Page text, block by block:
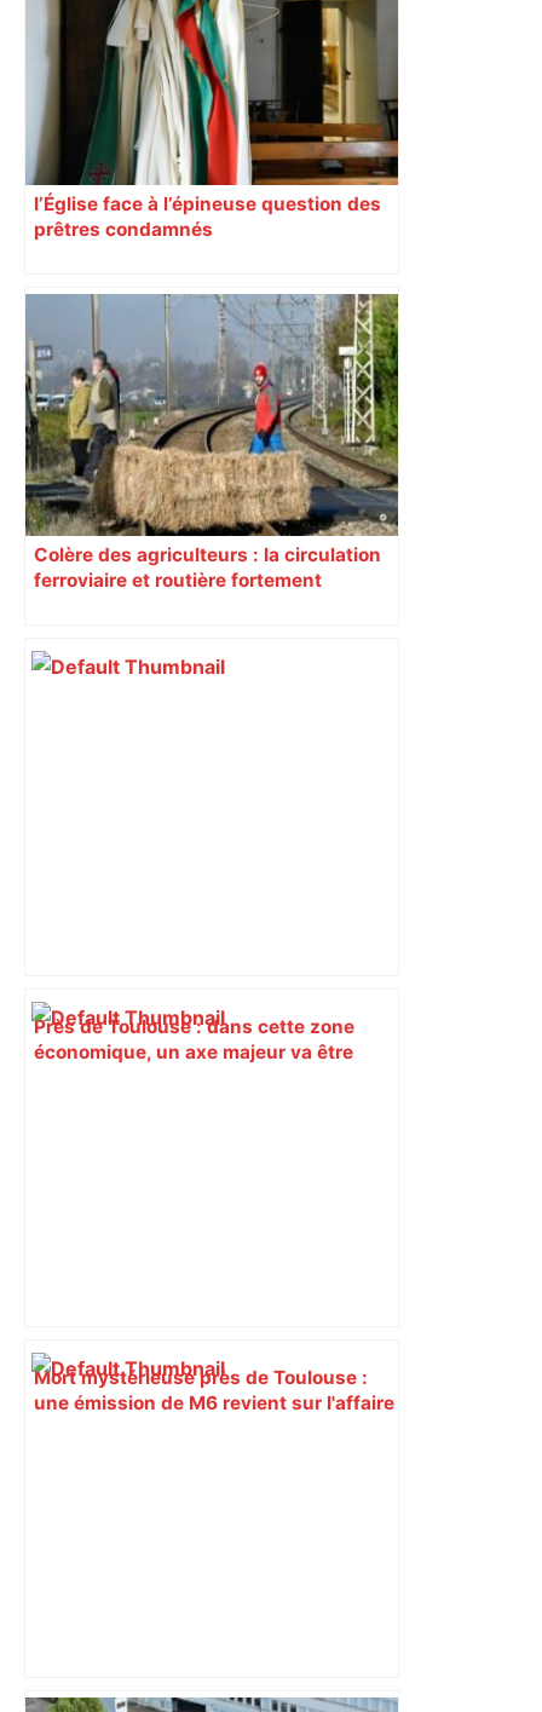
l’Église face à l’épineuse question des
prêtres condamnés
Colère des agriculteurs : la circulation
ferroviaire et routière fortement
Près de Toulouse : dans cette zone
économique, un axe majeur va être
Mort mystérieuse près de Toulouse :
une émission de M6 revient sur l'affaire